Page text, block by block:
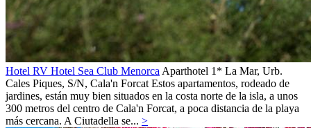
Hotel RV Hotel Sea Club MenorcaAparthotel 1* La Mar, Urb.
Cales Piques, S/N, Cala'n ForcatEstos apartamentos, rodeado de
jardines, están muy bien situados en la costa norte de la isla, a unos
300 metros del centro de Cala'n Forcat, a poca distancia de la playa
más cercana. A Ciutadella se... >